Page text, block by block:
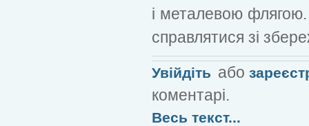
і металевою
справлятися зі
Увійдіть або
коментарі.
Весь текст...